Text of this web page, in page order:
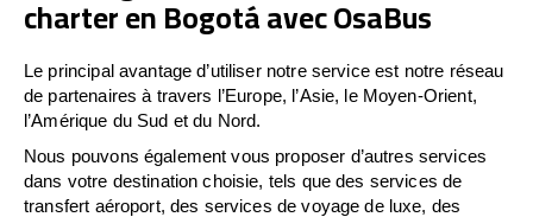
charter en Bogotá avec OsaBus
Le principal avantage d’utiliser notre service est notre réseau
de partenaires à travers l’Europe, l’Asie, le Moyen-Orient,
l’Amérique du Sud et du Nord.
Nous pouvons également vous proposer d’autres services
dans votre destination choisie, tels que des services de
transfert aéroport, des services de voyage de luxe, des